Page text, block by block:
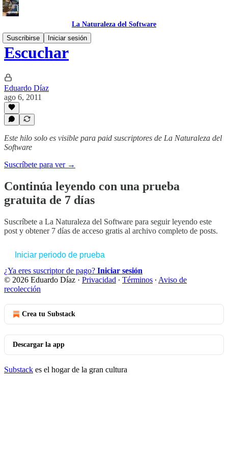
La Naturaleza del Software
Suscribirse
Iniciar sesión
Escuchar
Eduardo Díaz
ago 6, 2011
Este hilo solo es visible para paid suscriptores de La Naturaleza del
Software
Suscríbete para ver →
Continúa leyendo con una prueba
gratuita de 7 días
Suscríbete a La Naturaleza del Software para seguir leyendo este
post y obtener 7 días de acceso gratis al archivo completo de posts.
Iniciar periodo de prueba
¿Ya eres suscriptor de pago? Iniciar sesión
© 2026 Eduardo Díaz · Privacidad ∙ Términos ∙ Aviso de
recolección
Crea tu Substack
Descargar la app
Substack es el hogar de la gran cultura